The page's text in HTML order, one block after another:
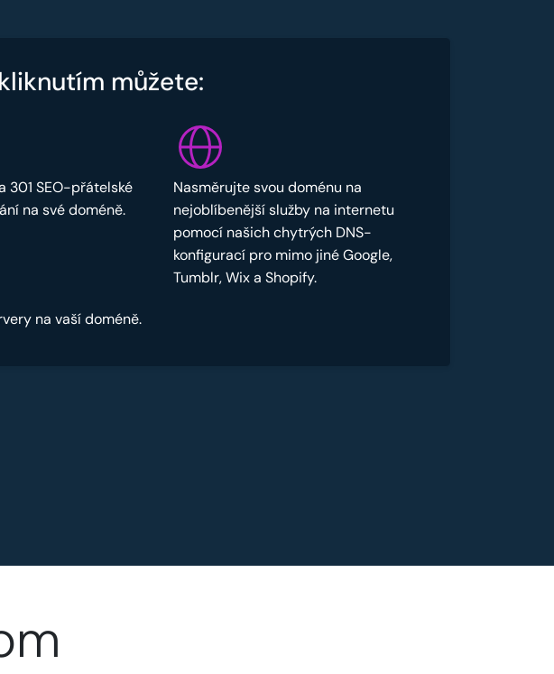
můžete:
301 SEO-přátelské
na své doméně.
na vaší doméně.
Nasměrujte svou doménu na
nejoblíbenější služby na internetu
pomocí našich chytrých DNS-
konfigurací pro mimo jiné Google,
Tumblr, Wix a Shopify.